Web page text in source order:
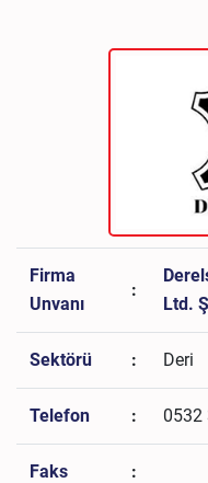
Firma
Unvanı
:
Ltd.
Sektörü : Deri
Telefon : 0532
Faks :